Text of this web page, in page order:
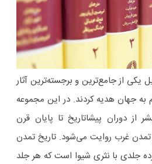
از جامع‌ترین و برجسته‌ترین آثار
به جهان هدیه کردند. در این مجموعه
از دوران پیشاتاریخ تا پایان قرن
تمدن غرب روایت می‌شود. تاریخ تمدن
جلدی با نثری شیوا است که هر جلد